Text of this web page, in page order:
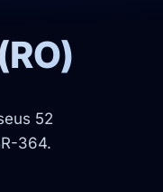
52
364.